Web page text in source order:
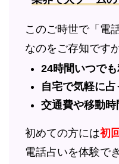
このご時世で「電
なのをご存知です
24時間いつで
自宅で気軽に
交通費や移動
初めての方には初
電話占いを体験で